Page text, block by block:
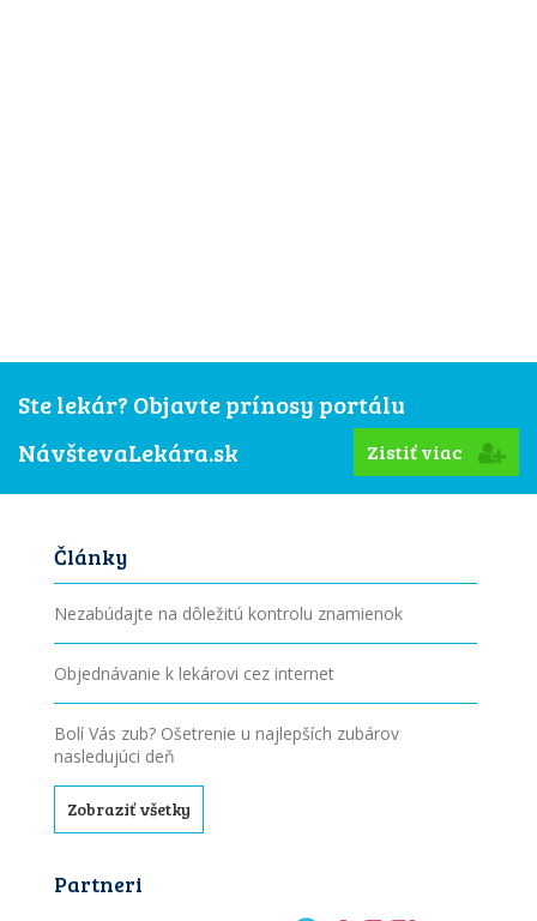
Ste lekár? Objavte prínosy portálu
NávštevaLekára.sk
Zistiť viac
Články
Nezabúdajte na dôležitú kontrolu znamienok
Objednávanie k lekárovi cez internet
Bolí Vás zub? Ošetrenie u najlepších zubárov
nasledujúci deň
Zobraziť všetky
Partneri